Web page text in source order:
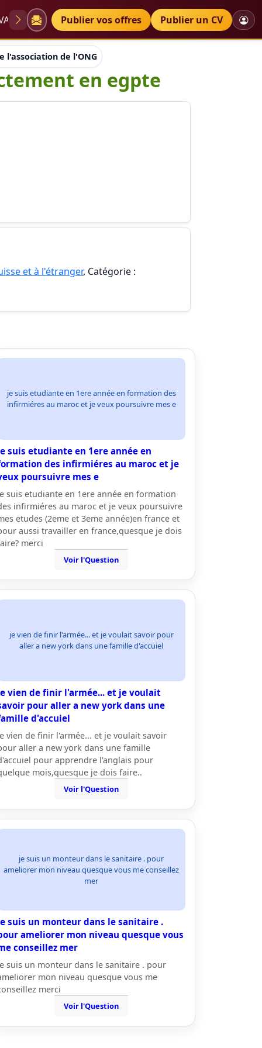
Diplômes Petites annonces
Publier vos offres Publier un CV
l'association de l'ONG "A.S.A.H " fait exactement en egpte
en egpte
et à l'étranger, Catégorie :
je suis etudiante en 1ere année en formation des
infirmiéres au maroc et je veux poursuivre mes e
suis etudiante en 1ere année en
des infirmiéres au maroc et je
poursuivre mes e
suis etudiante en 1ere année en formation
infirmiéres au maroc et je veux poursuivre
etudes (2eme et 3eme année)en france et
aussi travailler en france,quesque je dois
merci
Voir l'Question
je vien de finir l'armée... et je voulait savoir pour
aller a new york dans une famille d'accuiel
vien de finir l'armée... et je voulait
pour aller a new york dans une
d'accuiel
vien de finir l'armée... et je voulait savoir
aller a new york dans une famille
pour apprendre l'anglais pour
mois,quesque je dois faire..
Voir l'Question
je suis un monteur dans le sanitaire . pour
ameliorer mon niveau quesque vous me conseillez
mer
suis un monteur dans le sanitaire .
ameliorer mon niveau quesque vous
conseillez mer
suis un monteur dans le sanitaire . pour
mon niveau quesque vous me
merci
Voir l'Question